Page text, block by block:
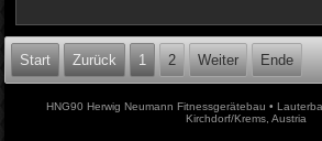
Start Zurück 1 2 Weiter Ende
HNG90 Herwig Neumann Fitnessgerätebau •
Kirchdorf/Krems, Austria